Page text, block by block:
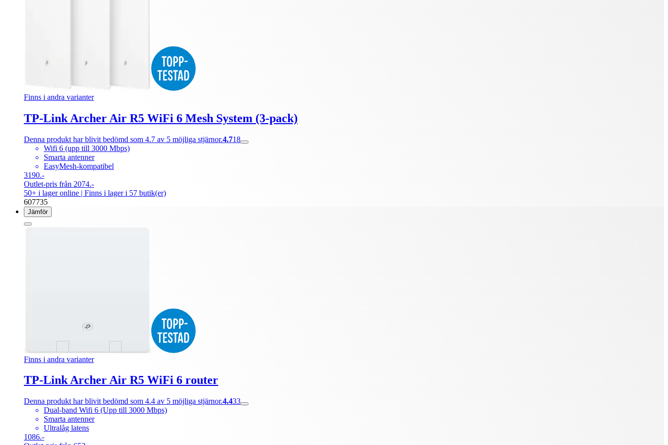
Finns i andra varianter
TP-Link Archer Air R5 WiFi 6 Mesh System (3-pack)
Denna produkt har blivit bedömd som 4.7 av 5 möjliga stjärnor.4.718
Wifi 6 (upp till 3000 Mbps)
Smarta antenner
EasyMesh-kompatibel
3190.-
Outlet-pris från 2074.-
50+ i lager online | Finns i lager i 57 butik(er)
607735
Jämför
Finns i andra varianter
TP-Link Archer Air R5 WiFi 6 router
Denna produkt har blivit bedömd som 4.4 av 5 möjliga stjärnor.4.433
Dual-band Wifi 6 (Upp till 3000 Mbps)
Smarta antenner
Ultralåg latens
1086.-